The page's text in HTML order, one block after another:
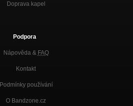
Doprava kapel
Podpora
Nápověda & FAQ
Kontakt
Podmínky používání
O Bandzone.cz